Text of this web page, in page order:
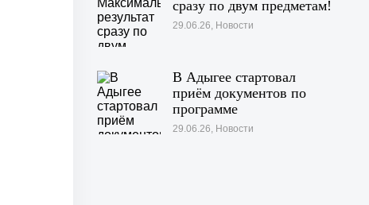
сразу по двум предметам!
29.06.26, Новости
В Адыгее стартовал
приём документов по
программе
«Профессионалитет»
29.06.26, Новости